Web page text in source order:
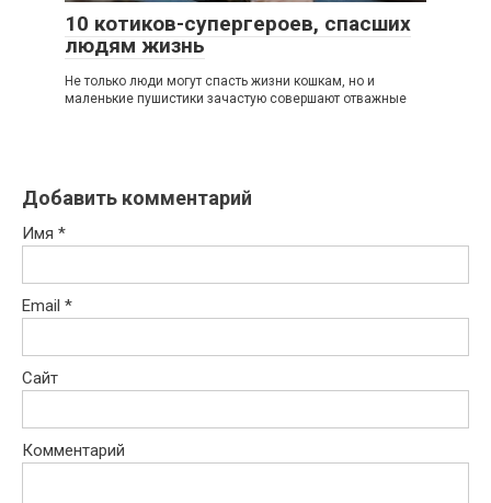
10 котиков-супергероев, спасших
людям жизнь
Не только люди могут спасть жизни кошкам, но и
маленькие пушистики зачастую совершают отважные
Добавить комментарий
Имя *
Email *
Сайт
Комментарий